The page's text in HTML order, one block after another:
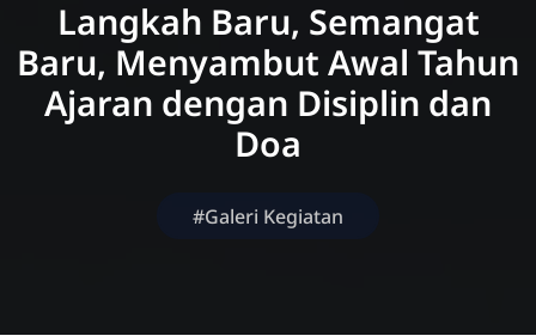
Langkah Baru, Semangat
Baru, Menyambut Awal Tahun
Ajaran dengan Disiplin dan
Doa
#Galeri Kegiatan